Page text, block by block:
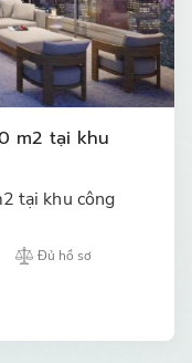
m2 tại khu
tại khu công
Đủ hồ sơ